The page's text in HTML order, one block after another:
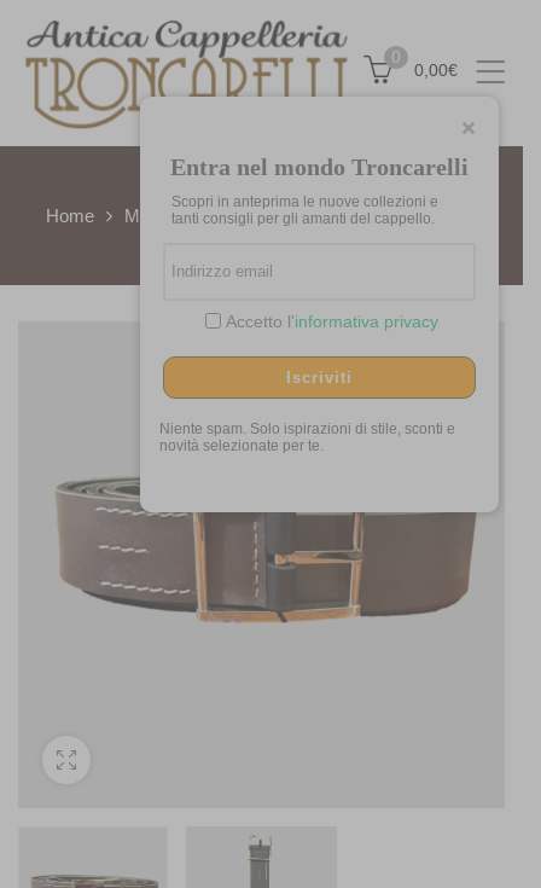
Entra nel mondo Troncarelli
Scopri in anteprima le nuove collezioni e
tanti consigli per gli amanti del cappello.
Accetto l'informativa privacy
Iscriviti
Niente spam. Solo ispirazioni di stile, sconti e
novità selezionate per te.
0
0,00€
Home Materiali Pelle Cintura Bicolore in Pelle